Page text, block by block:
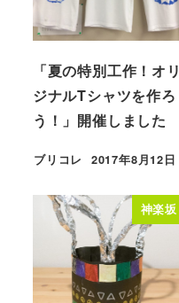
「夏の特別工作！オリ
ジナルTシャツを作ろ
う！」開催しました
ブリコレ
投稿日
2017年8月12日
神楽坂